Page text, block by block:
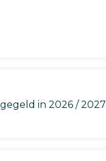
in 2026 / 2027